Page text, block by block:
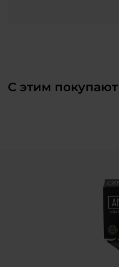
С этим покупают